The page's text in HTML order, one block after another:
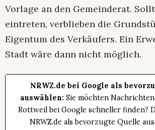
Vorlage an den Gemeinderat.
eintreten, verblieben die
Eigentum des Verkäufers. Ein
Stadt wäre dann nicht möglich.
NRWZ.de bei Google als
auswählen: Sie möchten
Rottweil bei Google schneller finden?
NRWZ.de als bevorzugte Quelle